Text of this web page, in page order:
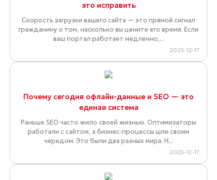
это исправить
Скорость загрузки вашего сайта — это прямой сигнал
гражданину о том, насколько вы цените его время. Если
ваш портал работает медленно,...
2025-12-17
Почему сегодня офлайн-данные и SEO — это
единая система
Раньше SEO часто жило своей жизнью. Оптимизаторы
работали с сайтом, а бизнес-процессы шли своим
чередом. Это были два разных мира. Н...
2025-12-17